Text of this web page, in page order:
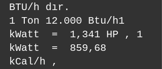
BTU/h dır.
1 Ton 12.000 Btu/h1
kWatt  =  1,341 HP , 1
kWatt  =  859,68
kCal/h ,